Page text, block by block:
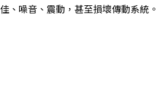
佳、噪音、震動，甚至損壞傳動系統。